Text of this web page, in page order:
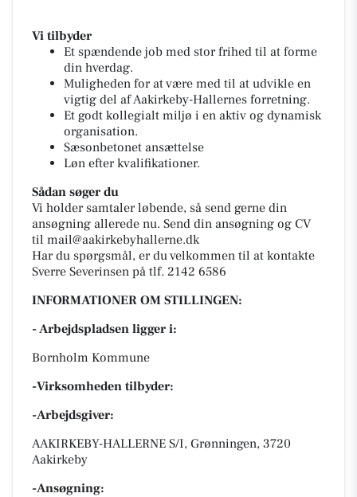
Vi tilbyder
Et spændende job med stor frihed til at forme
din hverdag.
Muligheden for at være med til at udvikle en
vigtig del af Aakirkeby-Hallernes forretning.
Et godt kollegialt miljø i en aktiv og dynamisk
organisation.
Sæsonbetonet ansættelse
Løn efter kvalifikationer.
Sådan søger du
Vi holder samtaler løbende, så send gerne din
ansøgning allerede nu. Send din ansøgning og CV
til mail@aakirkebyhallerne.dk
Har du spørgsmål, er du velkommen til at kontakte
Sverre Severinsen på tlf. 2142 6586
INFORMATIONER OM STILLINGEN:
- Arbejdspladsen ligger i:
Bornholm Kommune
-Virksomheden tilbyder:
-Arbejdsgiver:
AAKIRKEBY-HALLERNE S/I, Grønningen, 3720
Aakirkeby
-Ansøgning: